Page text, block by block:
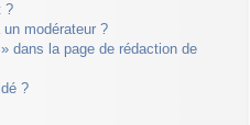
?
modérateur ?
dans la page de rédaction de
?